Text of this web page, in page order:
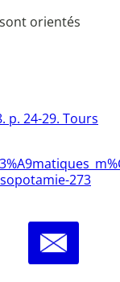
orientés
p. 24-29. Tours
273